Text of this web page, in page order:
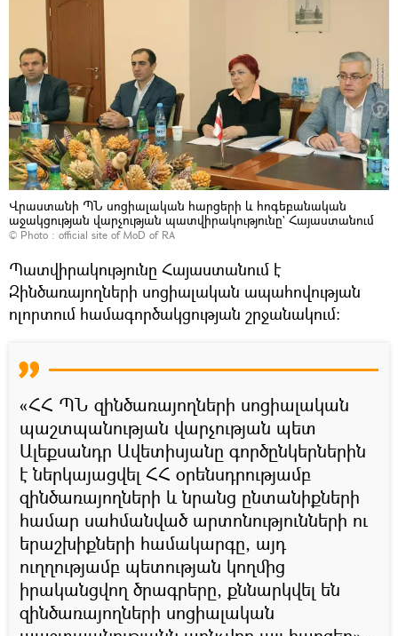
Վրաստանի ՊՆ սոցիալական հարցերի և հոգեբանական
աջակցության վարչության պատվիրակությունը` Հայաստանում
© Photo : official site of MoD of RA
Պատվիրակությունը Հայաստանում է
Զինծառայողների սոցիալական ապահովության
ոլորտում համագործակցության շրջանակում։
«ՀՀ ՊՆ զինծառայողների սոցիալական
պաշտպանության վարչության պետ
Ալեքսանդր Ավետիսյանը գործընկերներին
է ներկայացվել ՀՀ օրենսդրությամբ
զինծառայողների և նրանց ընտանիքների
համար սահմանված արտոնությունների ու
երաշխիքների համակարգը, այդ
ուղղությամբ պետության կողմից
իրականցվող ծրագրերը, քննարկվել են
զինծառայողների սոցիալական